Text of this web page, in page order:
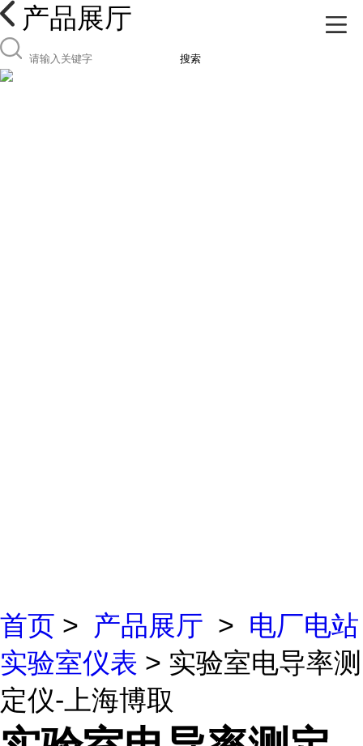
产品展厅
搜索
首页 > 产品展厅 > 电厂电站
实验室仪表 > 实验室电导率测
定仪-上海博取